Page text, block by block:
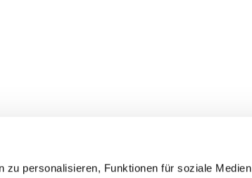
zu personalisieren, Funktionen für soziale Medien